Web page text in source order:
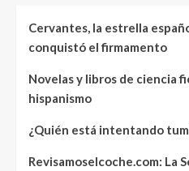
Cervantes, la estrella
conquistó el firmamento
Novelas y libros de ciencia
hispanismo
¿Quién está intentando
Revisamoselcoche.com: La